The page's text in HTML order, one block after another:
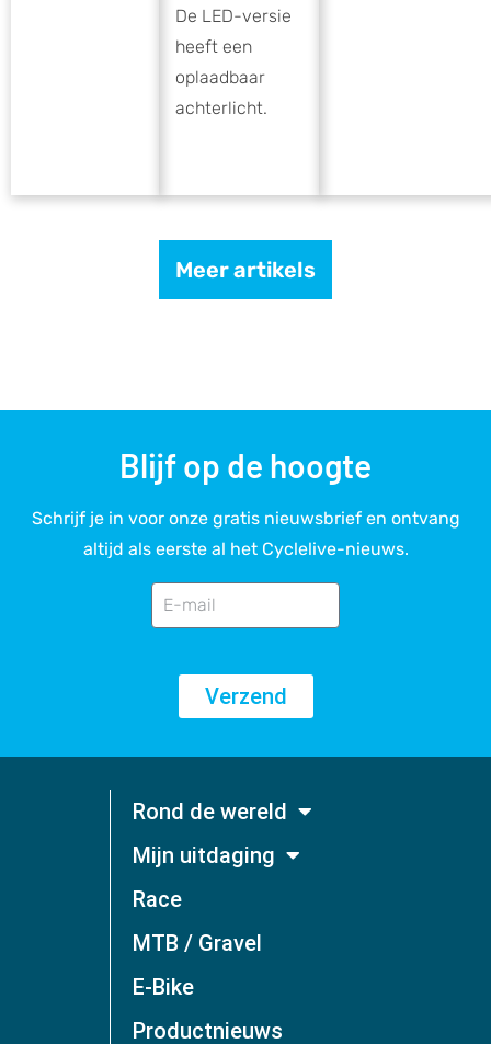
De LED-versie
heeft een
oplaadbaar
achterlicht.
Meer artikels
Blijf op de hoogte
Schrijf je in voor onze gratis nieuwsbrief en ontvang
altijd als eerste al het Cyclelive-nieuws.
Verzend
Rond de wereld
Mijn uitdaging
Race
MTB / Gravel
E-Bike
Productnieuws